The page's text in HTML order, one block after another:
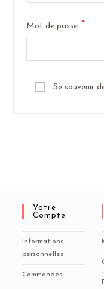
Mot de passe *
Se souvenir
Votre
Compte
Informations
personnelles
Commandes